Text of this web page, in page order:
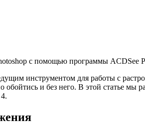
с помощью программы ACDSee
инструментом для работы с
и без него. В этой статье мы